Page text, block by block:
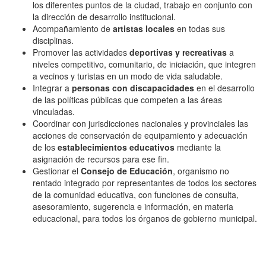
los diferentes puntos de la ciudad, trabajo en conjunto con
la dirección de desarrollo institucional.
Acompañamiento de artistas locales en todas sus
disciplinas.
Promover las actividades deportivas y recreativas a
niveles competitivo, comunitario, de iniciación, que integren
a vecinos y turistas en un modo de vida saludable.
Integrar a personas con discapacidades en el desarrollo
de las políticas públicas que competen a las áreas
vinculadas.
Coordinar con jurisdicciones nacionales y provinciales las
acciones de conservación de equipamiento y adecuación
de los establecimientos educativos mediante la
asignación de recursos para ese fin.
Gestionar el Consejo de Educación, organismo no
rentado integrado por representantes de todos los sectores
de la comunidad educativa, con funciones de consulta,
asesoramiento, sugerencia e información, en materia
educacional, para todos los órganos de gobierno municipal.